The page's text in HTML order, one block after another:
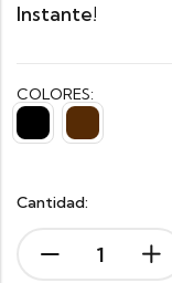
Instante!
COLORES:
Cantidad: